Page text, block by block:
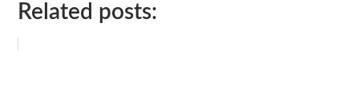
Related posts: